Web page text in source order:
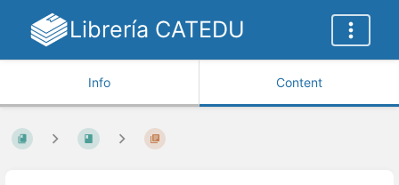
Librería CATEDU
Info Content